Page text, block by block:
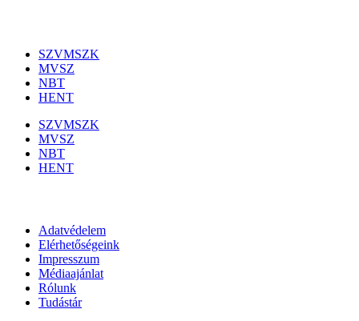
SZVMSZK
MVSZ
NBT
HENT
SZVMSZK
MVSZ
NBT
HENT
Adatvédelem
Elérhetőségeink
Impresszum
Médiaajánlat
Rólunk
Tudástár